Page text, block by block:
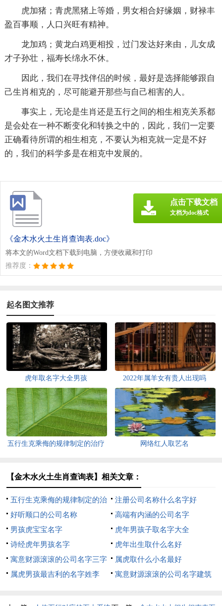
虎加猪；青虎黑猪上等婚，男女相合好缘姻，财禄丰
盈百事顺，人口兴旺有精神。
龙加鸡；黄龙白鸡更相投，过门发达好来由，儿女成
才子孙壮，福寿长绵永不休。
因此，我们在寻找伴侣的时候，最好是选择能够跟自
己生肖相克的，尽可能避开那些与自己相害的人。
事实上，无论是生肖还是五行之间的相生相克关系都
是会处在一种不断变化和转换之中的，因此，我们一定要
正确看待所谓的相生相克，不要认为相克就一定是不好
的，我们的科学多是在相克中发展的。
《金木水火土生肖查询表.doc》
将本文的Word文档下载到电脑，方便收藏和打印
推荐度：
点击下载文档
文档为doc格式
起名图文推荐
虎年取名字大全男孩 2022年属羊女有贵人出现吗
五行生克乘侮的规律制定的治疗
网络红人取艺名
【金木水火土生肖查询表】相关文章：
五行生克乘侮的规律制定的治
疗方法
注册公司名称什么名字好
好听顺口的公司名称
高端有内涵的公司名字
男孩虎宝宝名字
虎年男孩子取名字大全
诗经虎年男孩名字
虎年出生取什么名好
寓意财源滚滚的公司名字三字
属虎取什么小名最好
属虎男孩最吉利的名字姓李
寓意财源滚滚的公司名字建筑